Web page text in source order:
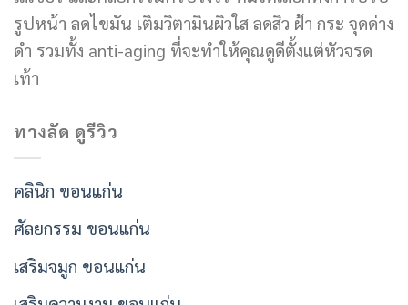
รูปหน้า ลดไขมัน เติมวิตามินผิวใส ลดสิว ฝ้า กระ จุดด่าง
ดำ รวมทั้ง anti-aging ที่จะทำให้คุณดูดีตั้งแต่หัวจรด
เท้า
ทางลัด ดูรีวิว
คลินิก ขอนแก่น
ศัลยกรรม ขอนแก่น
เสริมจมูก ขอนแก่น